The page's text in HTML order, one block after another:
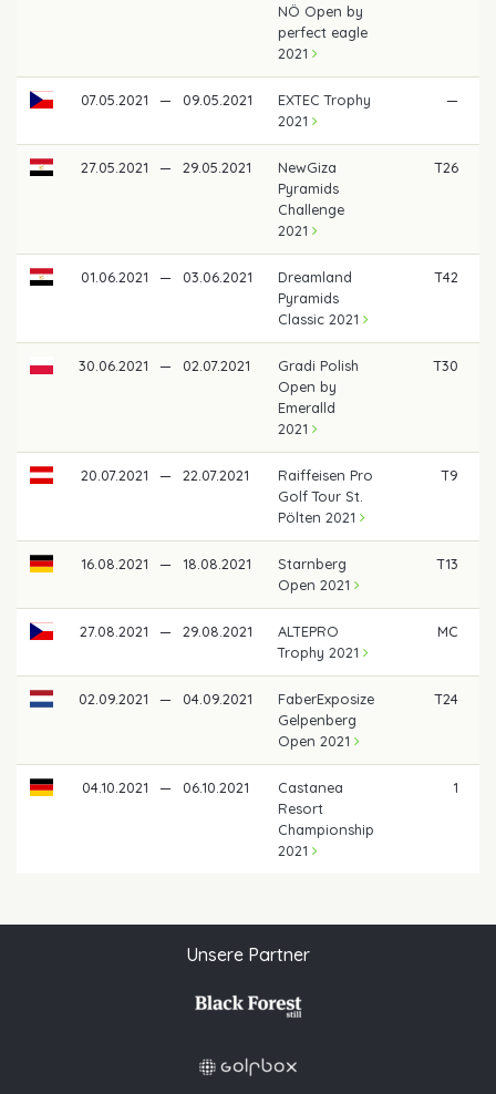
NÖ Open by
perfect eagle
2021
07.05.2021 — 09.05.2021
EXTEC Trophy
2021
—
27.05.2021 — 29.05.2021
NewGiza
Pyramids
Challenge
2021
T26
01.06.2021 — 03.06.2021
Dreamland
Pyramids
Classic 2021
T42
30.06.2021 — 02.07.2021
Gradi Polish
Open by
Emeralld
2021
T30
20.07.2021 — 22.07.2021
Raiffeisen Pro
Golf Tour St.
Pölten 2021
T9
16.08.2021 — 18.08.2021
Starnberg
Open 2021
T13
27.08.2021 — 29.08.2021
ALTEPRO
Trophy 2021
MC
02.09.2021 — 04.09.2021
FaberExposize
Gelpenberg
Open 2021
T24
04.10.2021 — 06.10.2021
Castanea
Resort
Championship
2021
1
Unsere Partner